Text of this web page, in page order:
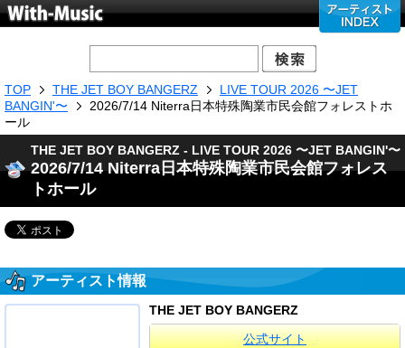
TOP THE JET BOY BANGERZ
LIVE TOUR 2026 〜JET
BANGIN'〜
2026/7/14 Niterra日本特殊陶業市民会館フォレストホ
ール
THE JET BOY BANGERZ - LIVE TOUR 2026 〜JET BANGIN'〜
2026/7/14 Niterra日本特殊陶業市民会館フォレス
トホール
アーティスト情報
THE JET BOY BANGERZ
公式サイト